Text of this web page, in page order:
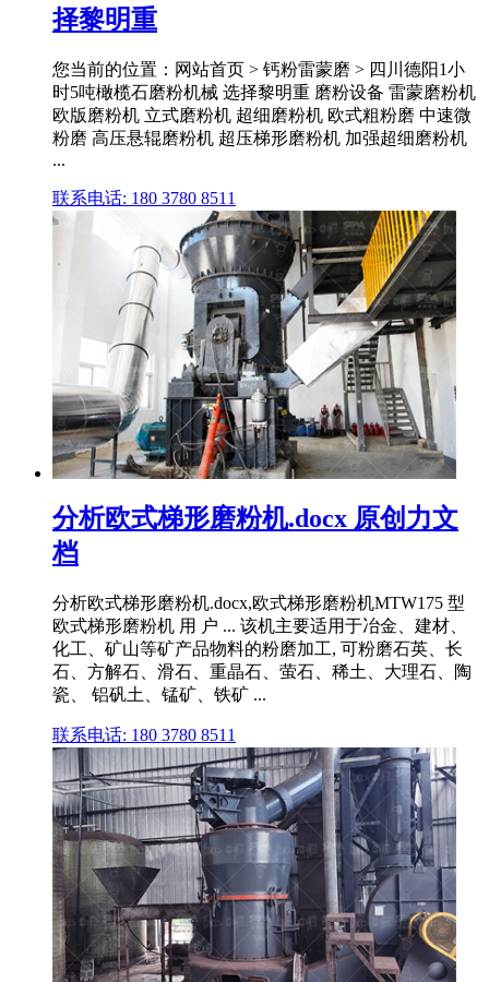
择黎明重
您当前的位置：网站首页 > 钙粉雷蒙磨 > 四川德阳1小
时5吨橄榄石磨粉机械 选择黎明重 磨粉设备 雷蒙磨粉机
欧版磨粉机 立式磨粉机 超细磨粉机 欧式粗粉磨 中速微
粉磨 高压悬辊磨粉机 超压梯形磨粉机 加强超细磨粉机
...
联系电话: 180 3780 8511
分析欧式梯形磨粉机.docx 原创力文
档
分析欧式梯形磨粉机.docx,欧式梯形磨粉机MTW175 型
欧式梯形磨粉机 用 户 ... 该机主要适用于冶金、建材、
化工、矿山等矿产品物料的粉磨加工, 可粉磨石英、长
石、方解石、滑石、重晶石、萤石、稀土、大理石、陶
瓷、 铝矾土、锰矿、铁矿 ...
联系电话: 180 3780 8511